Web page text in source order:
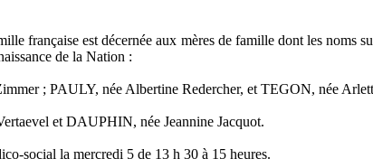
française est décernée aux mères de famille dont les noms
de la Nation :
; PAULY, née Albertine Redercher, et TEGON, née
et DAUPHIN, née Jeannine Jacquot.
social la mercredi 5 de 13 h 30 à 15 heures.